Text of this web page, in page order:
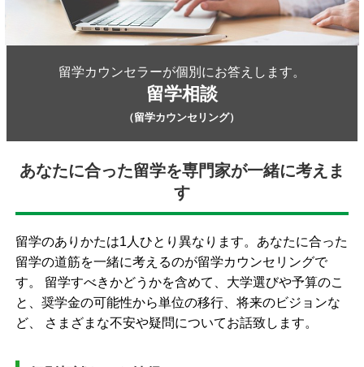
留学カウンセラーが個別にお答えします。
留学相談
（留学カウンセリング）
あなたに合った留学を専門家が一緒に考えま
す
留学のありかたは1人ひとり異なります。あなたに合った
留学の道筋を一緒に考えるのが留学カウンセリングで
す。 留学すべきかどうかを含めて、大学選びや予算のこ
と、奨学金の可能性から単位の移行、将来のビジョンな
ど、 さまざまな不安や疑問についてお話致します。